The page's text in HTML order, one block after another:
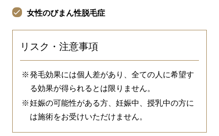
女性のびまん性脱毛症
リスク・注意事項
発毛効果には個人差があり、全ての人に希望す
る効果が得られるとは限りません。
妊娠の可能性がある方、妊娠中、授乳中の方に
は施術をお受けいただけません。